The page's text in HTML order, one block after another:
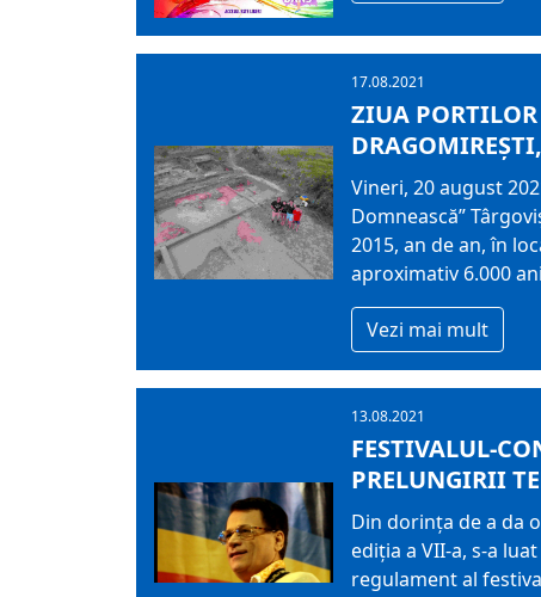
17.08.2021
ZIUA PORTILOR
Vineri, 20 august
Domnească”
2015, an de an, în
aproximativ 6.000
Vezi mai mult
13.08.2021
FESTIVALUL-
PRELUNGIRII
Din dorinţa de a da
ediția a VII-a, s-a
regulament al